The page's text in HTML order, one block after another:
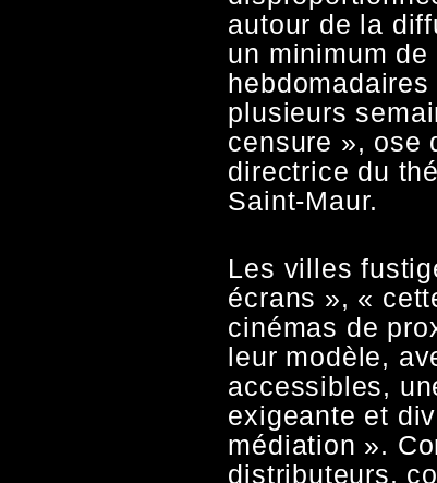
autour de la
un minimum
plusieurs
censure », ose
directrice du
Saint-Maur.
Les villes
écrans », «
cinémas de
leur modèle,
accessibles,
exigeante et
médiation ».
distributeurs,